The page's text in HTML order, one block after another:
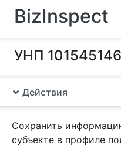
BizInspect
УНП 101545146
Действия
Сохранить
субъекте в профиле